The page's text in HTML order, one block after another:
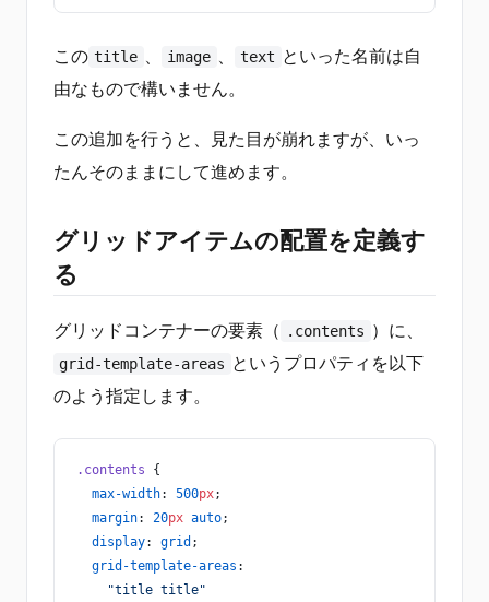
この title 、 image 、 text といった名前は自
由なもので構いません。
この追加を行うと、見た目が崩れますが、いっ
たんそのままにして進めます。
グリッドアイテムの配置を定義す
る
グリッドコンテナーの要素（ .contents ）に、
grid-template-areas というプロパティを以下
のよう指定します。
.contents {
  max-width
: 500px;
  margin
: 20px auto;
  display
: grid ;
  grid-template-areas
:
    "title title"